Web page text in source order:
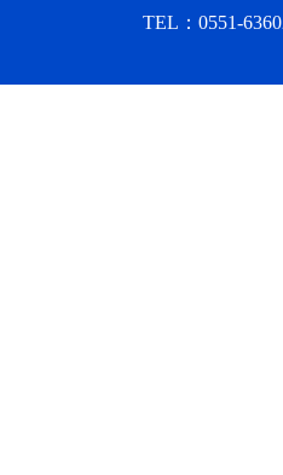
TEL：0551-